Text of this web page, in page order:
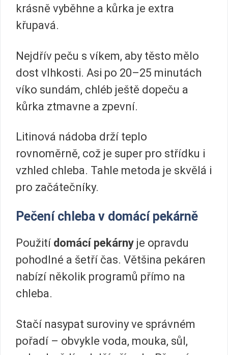
krásně vyběhne a kůrka je extra
křupavá.
Nejdřív peču s víkem, aby těsto mělo
dost vlhkosti. Asi po 20–25 minutách
víko sundám, chléb ještě dopeču a
kůrka ztmavne a zpevní.
Litinová nádoba drží teplo
rovnoměrně, což je super pro střídku i
vzhled chleba. Tahle metoda je skvělá i
pro začátečníky.
Pečení chleba v domácí pekárně
Použití domácí pekárny je opravdu
pohodlné a šetří čas. Většina pekáren
nabízí několik programů přímo na
chleba.
Stačí nasypat suroviny ve správném
pořadí – obvykle voda, mouka, sůl,